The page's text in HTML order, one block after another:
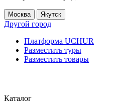
Москва Якутск
Другой город
Платформа UCHUR
Разместить туры
Разместить товары
Каталог